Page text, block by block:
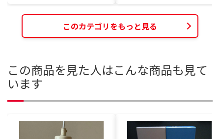
このカテゴリをもっと見る
この商品を見た人はこんな商品も見て
います